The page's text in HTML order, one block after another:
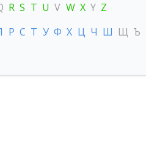
R S T U V W X Y Z
Р С Т У Ф Х Ц Ч Ш Щ Ъ